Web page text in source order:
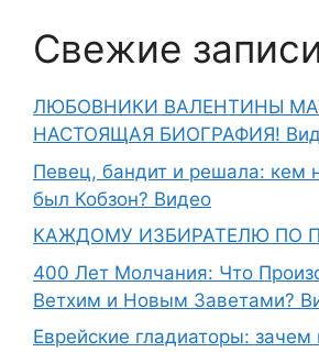
Свежие
ЛЮБОВНИКИ ВАЛЕНТИНЫ
НАСТОЯЩАЯ БИОГРАФИЯ!
Певец, бандит и решала: кем
был Кобзон? Видео
КАЖДОМУ ИЗБИРАТЕЛЮ ПО
400 Лет Молчания: Что
Ветхим и Новым Заветами?
Еврейские гладиаторы: